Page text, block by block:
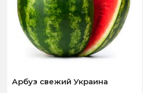
Арбуз свежий Украина